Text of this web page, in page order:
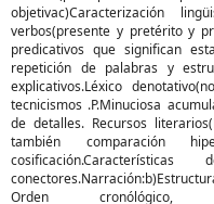
objetivac)Caracterización
verbos(presente y pretérito y
predicativos que significan
repetición de palabras y
explicativos.Léxico
tecnicismos .P.Minuciosa
de detalles. Recursos
también comparación
Orden cronólógico,